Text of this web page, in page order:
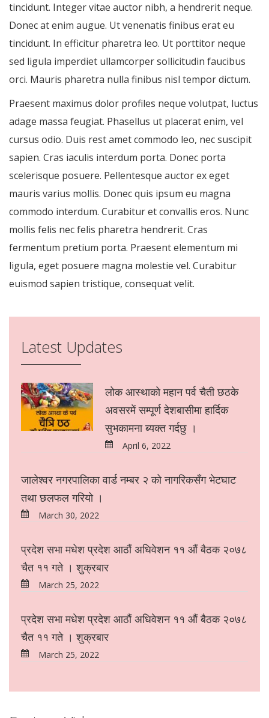
tincidunt. Integer vitae auctor nibh, a hendrerit neque.
Donec at enim augue. Ut venenatis finibus erat eu
tincidunt. In efficitur pharetra leo. Ut porttitor neque
sed ligula imperdiet ullamcorper sollicitudin faucibus
orci. Mauris pharetra nulla finibus nisl tempor dictum.
Praesent maximus dolor profiles neque volutpat, luctus
adage massa feugiat. Phasellus ut placerat enim, vel
cursus odio. Duis rest amet commodo leo, nec suscipit
sapien. Cras iaculis interdum porta. Donec porta
scelerisque posuere. Pellentesque auctor ex eget
mauris varius mollis. Donec quis ipsum eu magna
commodo interdum. Curabitur et convallis eros. Nunc
mollis felis nec felis pharetra hendrerit. Cras
fermentum pretium porta. Praesent elementum mi
ligula, eget posuere magna molestie vel. Curabitur
euismod sapien tristique, consequat velit.
Latest Updates
लोक आस्थाको महान पर्व चैती छठके
अवसरमें सम्पूर्ण देशबासीमा हार्दिक
सुभकामना ब्यक्त गर्दछु ।
April 6, 2022
जालेश्वर नगरपालिका वार्ड नम्बर २ को नागरिकसँग भेटघाट
तथा छलफल गरियो ।
March 30, 2022
प्रदेश सभा मधेश प्रदेश आठौं अधिवेशन ११ औं बैठक २०७८
चैत ११ गते । शुक्रबार
March 25, 2022
प्रदेश सभा मधेश प्रदेश आठौं अधिवेशन ११ औं बैठक २०७८
चैत ११ गते । शुक्रबार
March 25, 2022